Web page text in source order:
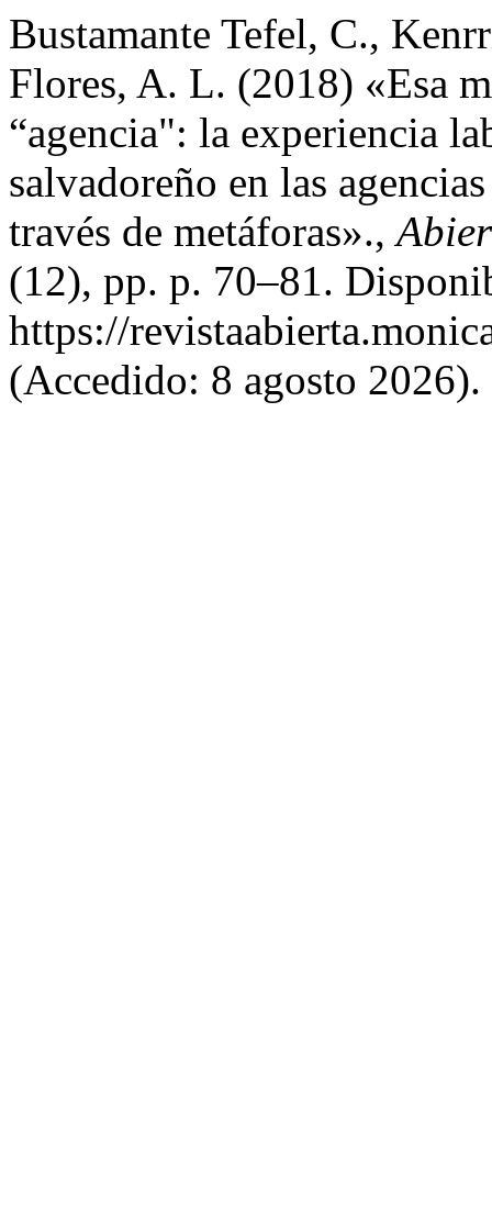
Bustamante Tefel, C.,
Flores, A. L. (2018) «Esa
“agencia": la experiencia
salvadoreño en las
través de metáforas».,
(12), pp. p. 70–81.
https://
(Accedido: 8 agosto 2026).